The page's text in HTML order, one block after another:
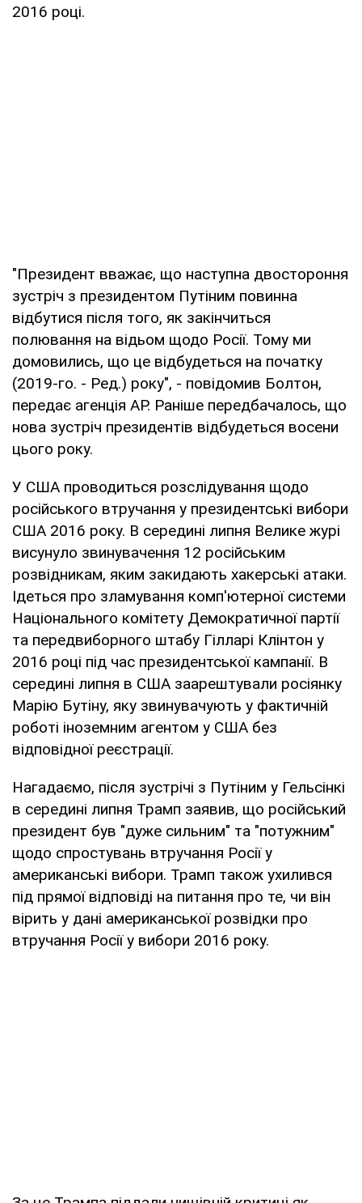
2016 році.
"Президент вважає, що наступна двостороння
зустріч з президентом Путіним повинна
відбутися після того, як закінчиться
полювання на відьом щодо Росії. Тому ми
домовились, що це відбудеться на початку
(2019-го. - Ред.) року", - повідомив Болтон,
передає агенція AP. Раніше передбачалось, що
нова зустріч президентів відбудеться восени
цього року.
У США проводиться розслідування щодо
російського втручання у президентські вибори
США 2016 року. В середині липня Велике журі
висунуло звинувачення 12 російським
розвідникам, яким закидають хакерські атаки.
Ідеться про зламування комп'ютерної системи
Національного комітету Демократичної партії
та передвиборного штабу Гілларі Клінтон у
2016 році під час президентської кампанії. В
середині липня в США заарештували росіянку
Марію Бутіну, яку звинувачують у фактичній
роботі іноземним агентом у США без
відповідної реєстрації.
Нагадаємо, після зустрічі з Путіним у Гельсінкі
в середині липня Трамп заявив, що російський
президент був "дуже сильним" та "потужним"
щодо спростувань втручання Росії у
американські вибори. Трамп також ухилився
під прямої відповіді на питання про те, чи він
вірить у дані американської розвідки про
втручання Росії у вибори 2016 року.